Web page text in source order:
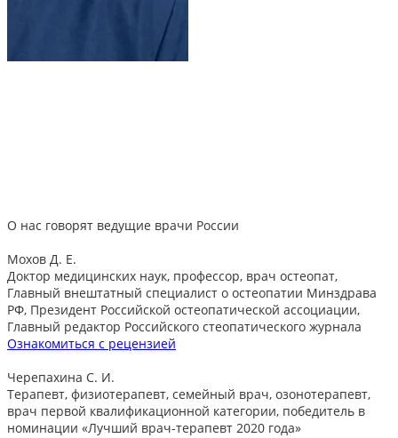
О нас говорят ведущие врачи России
Мохов Д. Е.
Доктор медицинских наук, профессор, врач остеопат,
Главный внештатный специалист о остеопатии Минздрава
РФ, Президент Российской остеопатической ассоциации,
Главный редактор Российского стеопатического журнала
Ознакомиться с рецензией
Черепахина С. И.
Терапевт, физиотерапевт, семейный врач, озонотерапевт,
врач первой квалификационной категории, победитель в
номинации «Лучший врач-терапевт 2020 года»